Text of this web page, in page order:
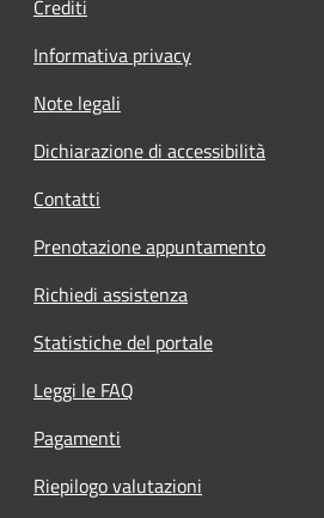
Crediti
Informativa privacy
Note legali
Dichiarazione di accessibilità
Contatti
Prenotazione appuntamento
Richiedi assistenza
Statistiche del portale
Leggi le FAQ
Pagamenti
Riepilogo valutazioni